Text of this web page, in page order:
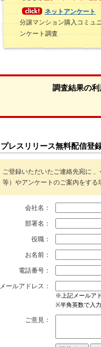
ネットアンケート
分譲マンション購入コミュ
ンケート調査
調査結果の利
プレスリリース無料配信登
ご登録いただいたご連絡先宛に
等）やアンケートのご案内をする
会社名：
部署名：
役職：
お名前：
電話番号：
メールアドレス：
※上記メールア
※半角英数で入
ご意見：